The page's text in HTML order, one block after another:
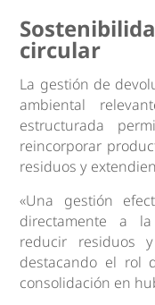
circular
La gestión de
ambiental
estructurada
reincorporar
residuos y
«Una gestión
directamente a
reducir residuos
destacando el rol
consolidación en